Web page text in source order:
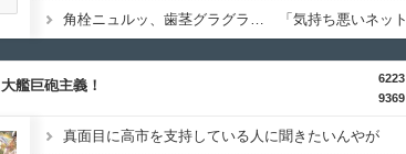
6223
9369
大艦巨砲主義！
真面目に高市を支持している人に聞きたいんやが